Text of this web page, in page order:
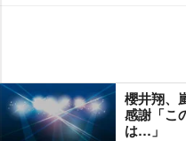
櫻井翔、
感謝「こ
は…」